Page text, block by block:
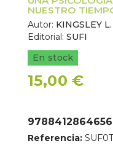
NUESTRO
Autor: KINGSLEY
Editorial: SUFI
En stock
15,00 €
9788412864656
Referencia: